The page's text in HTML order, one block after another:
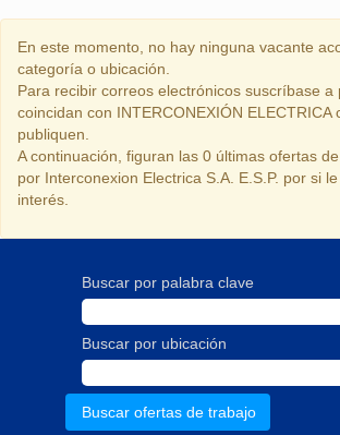
En este momento, no hay ninguna vacante
categoría o ubicación.
Para recibir correos electrónicos suscríbase a
coincidan con INTERCONEXIÓN ELECTRICA
publiquen.
A continuación, figuran las 0 últimas ofertas
por Interconexion Electrica S.A. E.S.P. por si
interés.
Buscar por palabra clave
Buscar por ubicación